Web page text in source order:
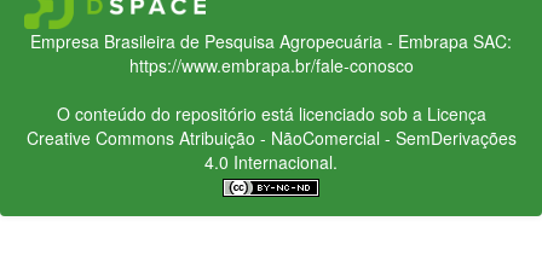
Empresa Brasileira de Pesquisa Agropecuária - Embrapa SAC:
https://www.embrapa.br/fale-conosco
O conteúdo do repositório está licenciado sob a Licença
Creative CommonsAtribuição - NãoComercial - SemDerivações
4.0 Internacional.